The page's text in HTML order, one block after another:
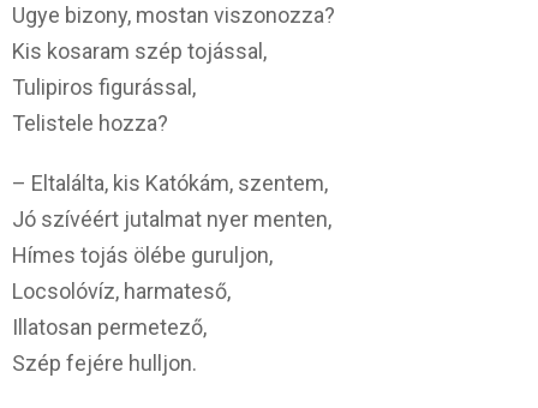
Ugye bizony, mostan viszonozza?
Kis kosaram szép tojással,
Tulipiros figurással,
Telistele hozza?
– Eltalálta, kis Katókám, szentem,
Jó szívéért jutalmat nyer menten,
Hímes tojás ölébe guruljon,
Locsolóvíz, harmateső,
Illatosan permetező,
Szép fejére hulljon.